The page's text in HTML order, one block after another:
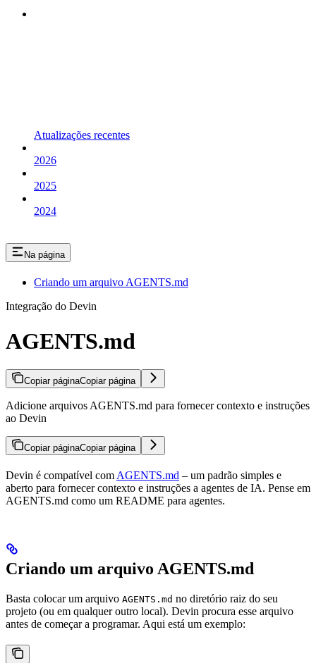
Atualizações recentes
2026
2025
2024
Na página
Criando um arquivo AGENTS.md
Integração do Devin
AGENTS.md
Copiar páginaCopiar página
Adicione arquivos AGENTS.md para fornecer contexto e instruções
ao Devin
Copiar páginaCopiar página
Devin é compatível com AGENTS.md – um padrão simples e
aberto para fornecer contexto e instruções a agentes de IA. Pense em
AGENTS.md como um README para agentes.
Criando um arquivo AGENTS.md
Basta colocar um arquivo AGENTS.md no diretório raiz do seu
projeto (ou em qualquer outro local). Devin procura esse arquivo
antes de começar a programar. Aqui está um exemplo: